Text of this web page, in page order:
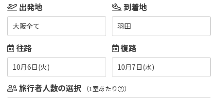
出発地
大阪全て
到着地
羽田
往路
10月6日(火)
復路
10月7日(水)
旅行者人数の選択 （1室あたり ）